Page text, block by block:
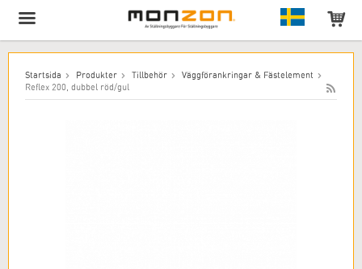
Produkten har lagts till i varukorgen!
Startsida Produkter Tillbehör
Väggförankringar & Fästelement
Reflex 200, dubbel röd/gul